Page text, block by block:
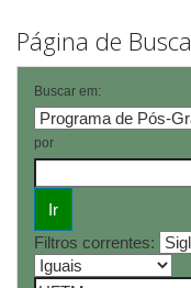
Página de Busca
Buscar em:
por
Filtros correntes: